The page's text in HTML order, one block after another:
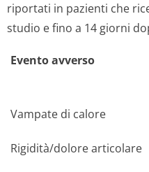
riportati in pazienti che
studio e fino a 14 giorni
Evento avverso
Vampate di calore
Rigidità/dolore articolare